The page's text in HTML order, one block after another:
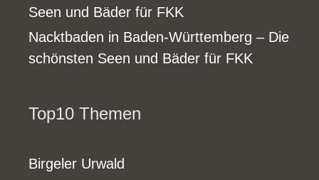
Seen und Bäder für FKK
Nacktbaden in Baden-Württemberg – Die
schönsten Seen und Bäder für FKK
Top10 Themen
Birgeler Urwald